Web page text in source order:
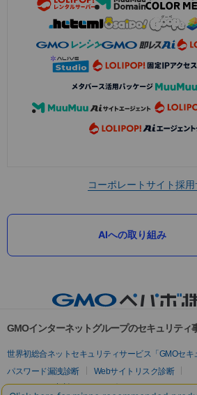
コーポレートサイト採用
AIへの取り組み
GMOインターネットグループのセキュリティ
世界初総合ネットセキュリティサービス「GMOセキ
パスワード漏洩診断
Webサイトリスク診断
セキュリティ相談AIチャットボット